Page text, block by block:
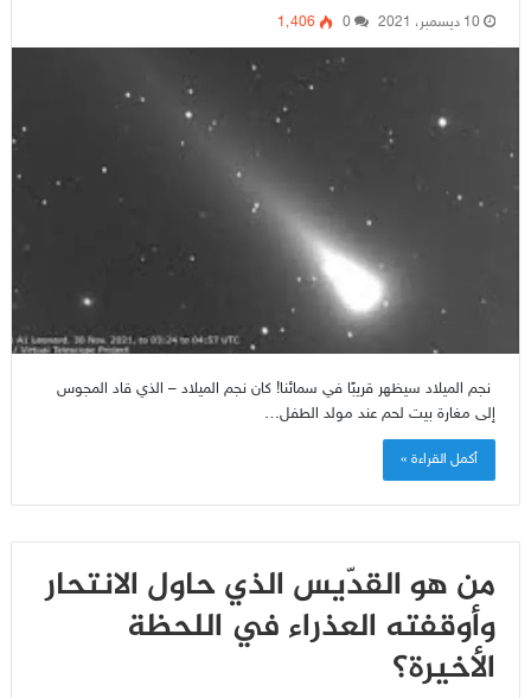
10 ديسمبر، 2021 0 1٬406
نجم الميلاد سيظهر قريبًا في سمائنا! كان نجم الميلاد – الذي قاد المجوس
إلى مغارة بيت لحم عند مولد الطفل…
أكمل القراءة »
من هو القدّيس الذي حاول الانتحار
وأوقفته العذراء في اللحظة
الأخيرة؟